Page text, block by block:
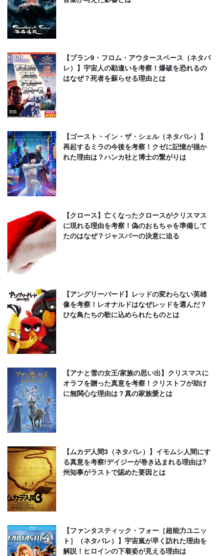
【プラン9・フロム・アウタースペース（ネタバ
レ）】宇宙人の勘違いを考察！爆破を恐れるの
はなぜ？死者を蘇らせる理由とは
【ゴースト・イン・ザ・シェル（ネタバレ）】
再起するミラの今後を考察！クゼに記憶が描か
れた理由は？ハンカ社と博士の繋がりは
【クロース】亡くなったクロースがクリスマス
に現れる理由を考察！偽のおもちゃを準備して
たのはなぜ？ジャスパーの決意に迫る
【アングリーバード】レッドの変わらない英雄
像を考察！レオナルドはなぜレッドを選んだ？
ひな鳥たちの歌に込められたものとは
【アナと雪の女王/家族の思い出】クリスマスに
オラフを贈った真意を考察！クリストフが助け
に無関心な理由は？真の家族愛とは
【ムカデ人間3（ネタバレ）】イモムシ人間にす
る真意を考察!デイジーが巻き込まれる理由は?
州知事がラストで認めた要因とは
【ファンタスティック・フォー［超能力ユニッ
ト］（ネタバレ）】宇宙嵐が早く訪れた理由を
解説！ヒロインの下着姿が見える理由は